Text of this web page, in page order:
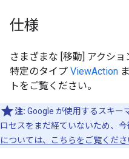
仕様
さまざまな [移動] アクショ
特定のタイプ ViewAction
トをご覧ください。
注: Google が使用するスキー
ロセスをまだ経ていないため、
については、こちらをご覧くださ